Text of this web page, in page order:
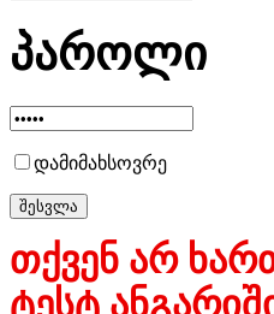
პაროლი
დამიმახსოვრე
თქვენ არ
ტესტ